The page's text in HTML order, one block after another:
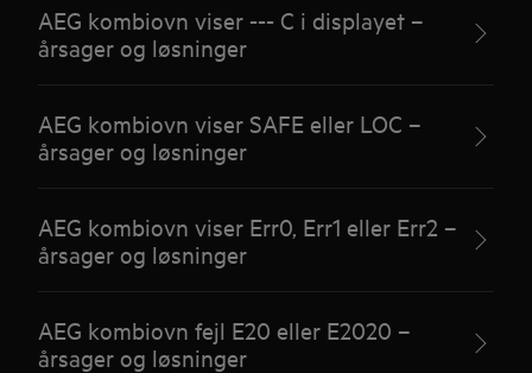
AEG kombiovn viser --- C i displayet –
årsager og løsninger
AEG kombiovn viser SAFE eller LOC –
årsager og løsninger
AEG kombiovn viser Err0, Err1 eller Err2 –
årsager og løsninger
AEG kombiovn fejl E20 eller E2020 –
årsager og løsninger